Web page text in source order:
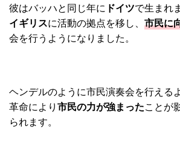
彼はバッハと同じ年に ドイツで生まれ
イギリスに活動の拠点を移し、 市民に
会を行うようになりました。
ヘンデルのように市民演奏会を行える
革命により市民の力が強まったことが
られます。